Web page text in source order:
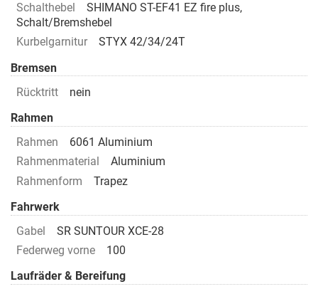
Schalthebel
SHIMANO ST-EF41 EZ fire plus,
Schalt/Bremshebel
Kurbelgarnitur
STYX 42/34/24T
Bremsen
Rücktritt
nein
Rahmen
Rahmen
6061 Aluminium
Rahmenmaterial
Aluminium
Rahmenform
Trapez
Fahrwerk
Gabel
SR SUNTOUR XCE-28
Federweg vorne
100
Laufräder & Bereifung